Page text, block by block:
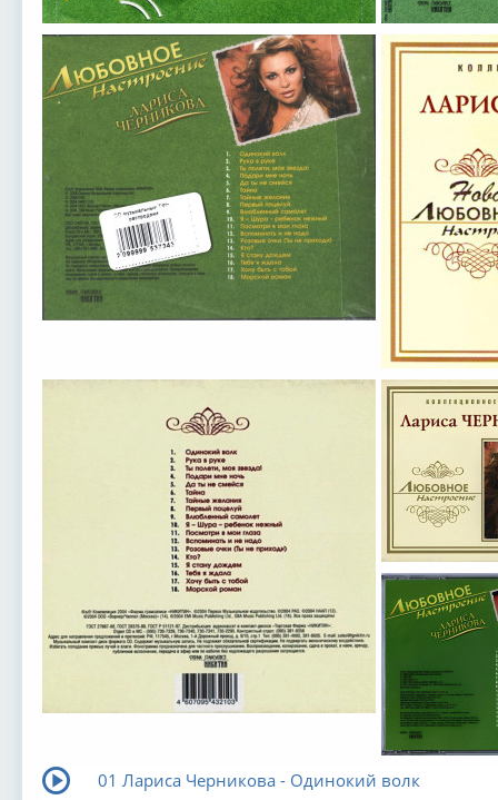
01 Лариса Черникова - Одинокий волк